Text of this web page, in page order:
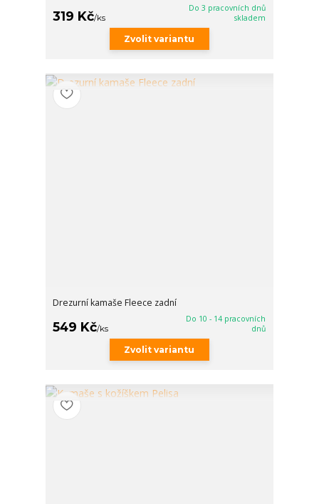
319 Kč/ks
Do 3 pracovních dnů
skladem
Zvolit variantu
Drezurní kamaše Fleece zadní
549 Kč/ks
Do 10 - 14 pracovních
dnů
Zvolit variantu